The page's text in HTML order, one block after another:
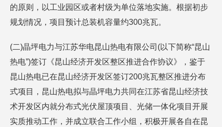
的原则，以工业园区或者村级为单位落地实施。根据初步
规划情况，项目预计总装机容量约300兆瓦。
(二)晶坪电力与江苏华电昆山热电有限公司(以下简称“昆山
热电”)签订《昆山经济开发区整区推进合作协议》，鉴于
昆山热电已在昆山经济开发区签订200兆瓦整区推进分布
式项目，昆山热电拟与晶坪电力共同在江苏省昆山经济技
术开发区内就分布式光伏屋顶项目、光储一体化项目开展
实质推动工作，并成立联合工作小组，积极开展各自在昆